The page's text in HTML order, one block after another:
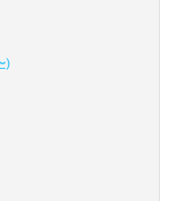
)